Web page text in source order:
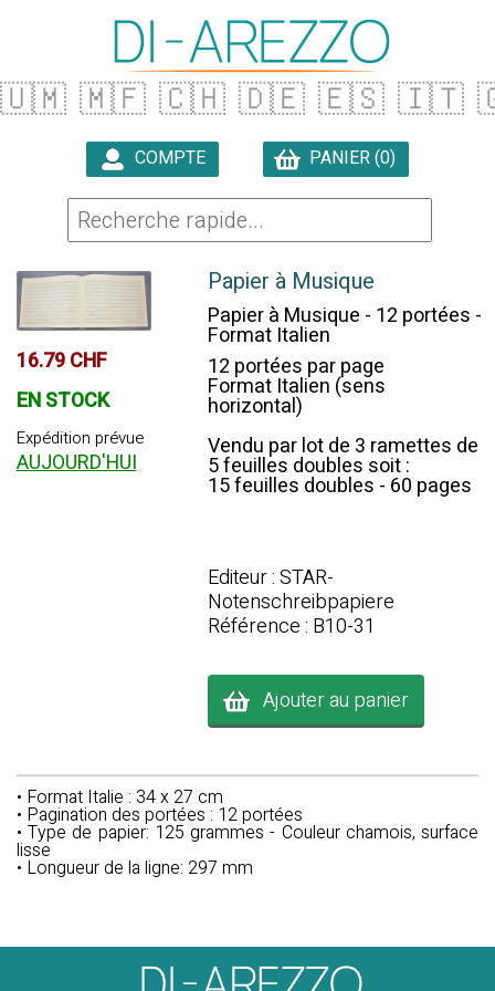
🇺🇲 🇲🇫 🇨🇭 🇩🇪 🇪🇸 🇮🇹
COMPTE PANIER (0)
16.79 CHF
EN STOCK
Expédition prévue
AUJOURD'HUI
Papier à Musique
Papier à Musique - 12 portées -
Format Italien
12 portées par page
Format Italien (sens
horizontal)
Vendu par lot de 3 ramettes de
5 feuilles doubles soit :
15 feuilles doubles - 60 pages
Editeur : STAR-
Notenschreibpapiere
Référence : B10-31
Ajouter au panier
• Format Italie : 34 x 27 cm
• Pagination des portées : 12 portées
• Type de papier: 125 grammes - Couleur chamois, surface
lisse
• Longueur de la ligne: 297 mm